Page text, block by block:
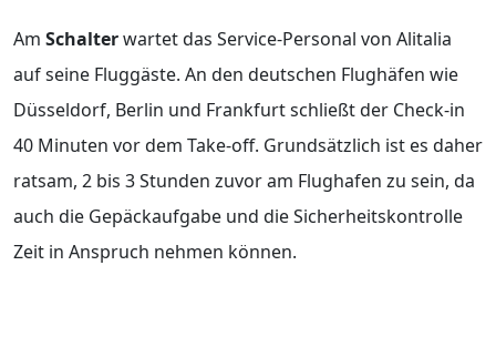
Am Schalterwartet das Service-Personal von Alitalia
auf seine Fluggäste. An den deutschen Flughäfen wie
Düsseldorf, Berlin und Frankfurt schließt der Check-in
40 Minuten vor dem Take-off. Grundsätzlich ist es daher
ratsam, 2 bis 3 Stunden zuvor am Flughafen zu sein, da
auch die Gepäckaufgabe und die Sicherheitskontrolle
Zeit in Anspruch nehmen können.